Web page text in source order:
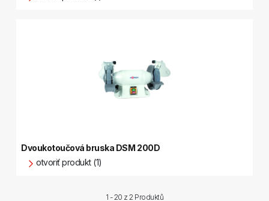
Dvoukotoučová bruska DSM 200D
otvoriť produkt (1)
1 - 20 z2 Produktů